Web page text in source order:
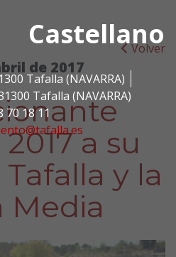
Castellano
Tafalla (NAVARRA)
Tafalla (NAVARRA)
70 18 11
Volver
de 2017
a su
y la
Media